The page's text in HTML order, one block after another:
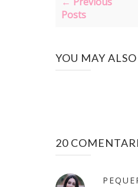
Posts
YOU MAY
20